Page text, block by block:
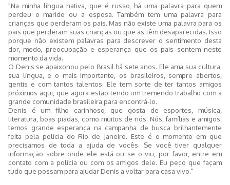
"Na minha língua nativa, que é russo, há uma palavra para quem
perdeu o marido ou a esposa. Também tem uma palavra para
crianças que perderam os pais. Mas não existe uma palavra para os
pais que perderam suas crianças ou que as têm desaparecidas. Isso
porque não existem palavras para descrever o sentimento desta
dor, medo, preocupação e esperança que os pais sentem neste
momento da vida.
O Denis se apaixonou pelo Brasil há sete anos. Ele ama sua cultura,
sua língua, e o mais importante, os brasileiros, sempre abertos,
gentis e com tantos talentos. Ele tem sorte de ter tantos amigos
próximos aqui, que agora estão tendo um tremendo trabalho com a
grande comunidade brasileira para encontrá-lo.
Denis é um filho carinhoso, que gosta de esportes, música,
literatura, boas piadas, como muitos de nós. Nós, famílias e amigos,
temos grande esperança na campanha de busca brilhantemente
feita pela polícia do Rio de Janeiro. Este é o momento em que
precisamos de toda a ajuda de vocês. Se você tiver qualquer
informação sobre onde ele está ou se o viu, por favor, entre em
contato com a polícia ou com os amigos dele. Eu peço que façam
tudo que possam para ajudar Denis a voltar para casa vivo."